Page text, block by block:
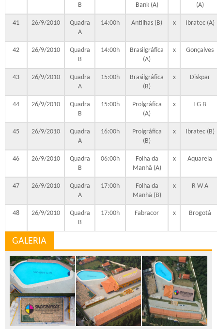
B
Bank (A)
(A)
41 26/9/2010
Quadra
A
14:00h Antilhas (B) x Ibratec (A)
42 26/9/2010
Quadra
B
14:00h
Brasilgráfica
(A)
x Gonçalves
43 26/9/2010
Quadra
A
15:00h
Brasilgráfica
(B)
x Diskpar
44 26/9/2010
Quadra
B
15:00h
Prolgráfica
(A)
x I G B
45 26/9/2010
Quadra
A
16:00h
Prolgráfica
(B)
x Ibratec (B)
46 26/9/2010
Quadra
B
06:00h
Folha da
Manhã (A)
x Aquarela
47 26/9/2010
Quadra
A
17:00h
Folha da
Manhã (B)
x R W A
48 26/9/2010
Quadra
B
17:00h Fabracor x Brogotá
GALERIA